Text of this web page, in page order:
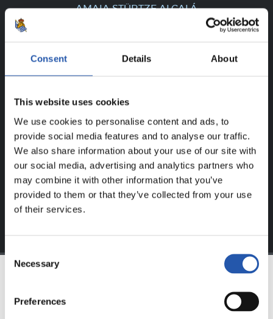
Consent Details About
This website uses cookies
We use cookies to personalise content and ads, to
provide social media features and to analyse our traffic.
We also share information about your use of our site with
our social media, advertising and analytics partners who
may combine it with other information that you’ve
provided to them or that they’ve collected from your use
of their services.
Consent
Selection
Necessary
Preferences
AMAIA STÜRTZE ALCALÁ
¡SOLO PARA USUARIOS
Este contenido es solo para los usuarios registrados en
nuestra web.
Regístrate haciendo clic en elLoginy disfruta de
contenido exclusivo para ti.